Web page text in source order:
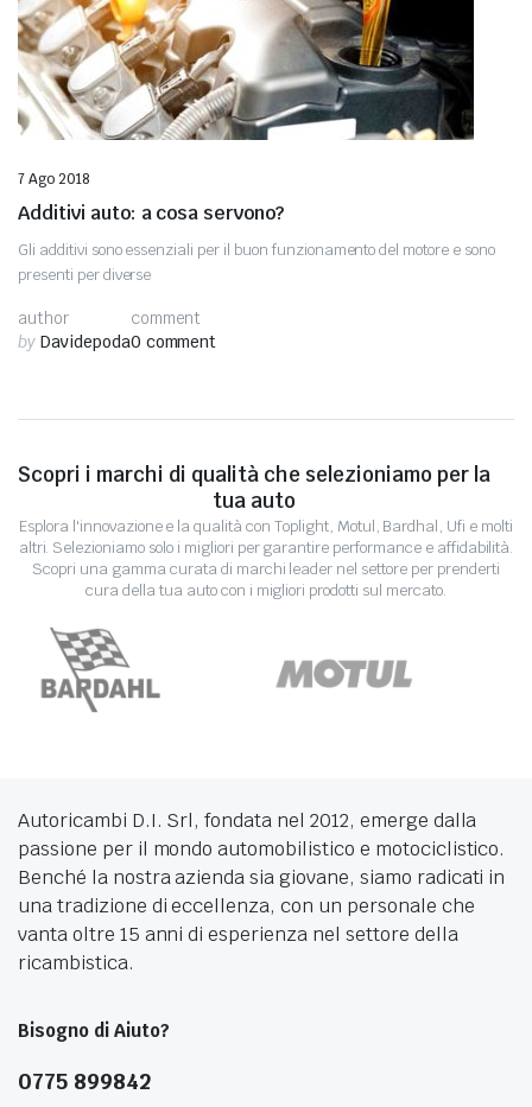
7 Ago 2018
Additivi auto: a cosa servono?
Gli additivi sono essenziali per il buon funzionamento del motore e sono
presenti per diverse
author
by Davidepoda
comment
0 comment
Scopri i marchi di qualità che selezioniamo per la
tua auto
Esplora l'innovazione e la qualità con Toplight, Motul, Bardhal, Ufi e molti
altri. Selezioniamo solo i migliori per garantire performance e affidabilità.
Scopri una gamma curata di marchi leader nel settore per prenderti
cura della tua auto con i migliori prodotti sul mercato.
Autoricambi D.I. Srl, fondata nel 2012, emerge dalla
passione per il mondo automobilistico e motociclistico.
Benché la nostra azienda sia giovane, siamo radicati in
una tradizione di eccellenza, con un personale che
vanta oltre 15 anni di esperienza nel settore della
ricambistica.
Bisogno di Aiuto?
0775 899842